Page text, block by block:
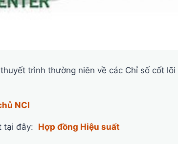
trình thường niên về các Chỉ số cốt lõi
NCI
tại đây: Hợp đồng Hiệu suất